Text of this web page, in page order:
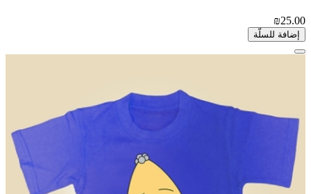
₪25.00
إضافة للسلّة